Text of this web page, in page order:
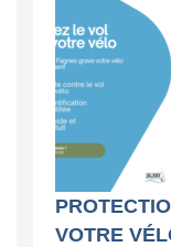
VOTRE